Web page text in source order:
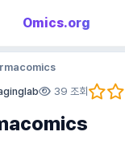
Omics.org
39 조회